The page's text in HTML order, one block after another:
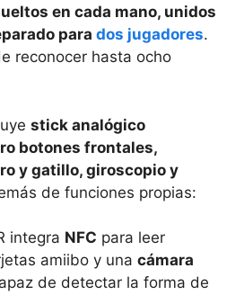
en cada mano, unidos
para dos jugadores.
reconocer hasta ocho
stick analógico
botones frontales,
y gatillo, giroscopio y
de funciones propias:
integra NFC para leer
amiibo y una cámara
de detectar la forma de